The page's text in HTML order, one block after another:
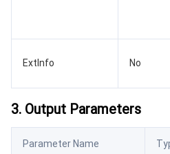
配额中心
资源中心
费用中心
认证信息
ExtInfo No
3. Output Parameters
Parameter Name